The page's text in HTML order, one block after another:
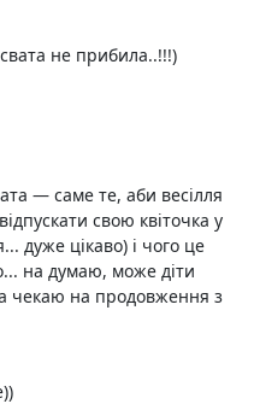
не прибила..!!!)
— саме те, аби весілля
свою квіточка у
дуже цікаво) і чого це
на думаю, може діти
чекаю на продовження з